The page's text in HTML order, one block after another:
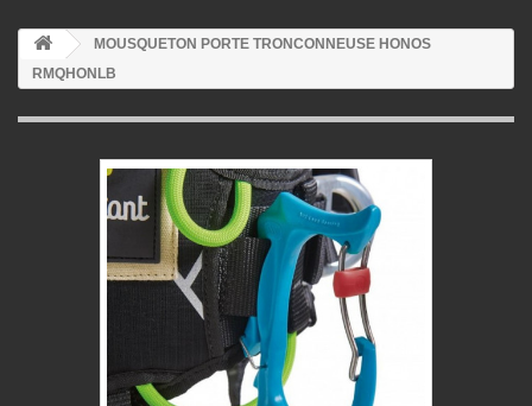
MOUSQUETON PORTE TRONCONNEUSE HONOS
RMQHONLB